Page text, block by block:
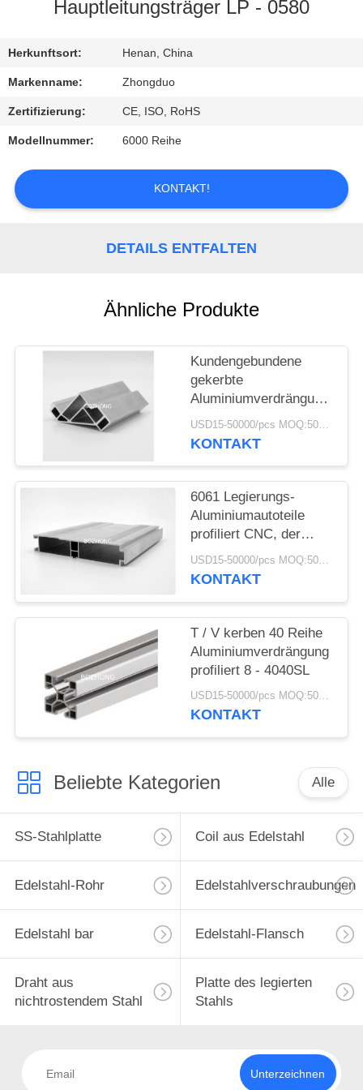
SIE
MIT
UNS
IN
VERBINDUNG
FORDERN
Hauptleitungsträger LP - 0580
Herkunftsort: Henan, China
Markenname: Zhongduo
Zertifizierung: CE, ISO, RoHS
Modellnummer: 6000 Reihe
KONTAKT!
DETAILS ENTFALTEN
Ähnliche Produkte
Kundengebundene
gekerbte
Aluminiumverdrängung
profiliert 8 - 4040R für
Struktur-Rahmen
USD15-50000/pcs MOQ:500kg
KONTAKT
6061 Legierungs-
Aluminiumautoteile
profiliert CNC, der
hohe Präzision
maschinell bearbeitet
USD15-50000/pcs MOQ:500kg
KONTAKT
T / V kerben 40 Reihe
Aluminiumverdrängung
profiliert 8 - 4040SL
USD15-50000/pcs MOQ:500kg
KONTAKT
Beliebte Kategorien Alle
SS-Stahlplatte Coil aus Edelstahl
Edelstahl-Rohr Edelstahlverschraubungen
Edelstahl bar Edelstahl-Flansch
Draht aus
nichtrostendem Stahl
Platte des legierten
Stahls
Unterzeichnen